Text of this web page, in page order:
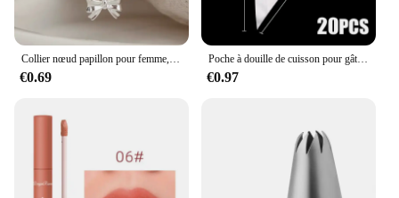
€0.69
Poche à douille de cuisson pour gâteau crème dessert, sacs de poulet, S, M, L, décoration de conception, outil de buse de pointe, accessoires de cuisine, 20 pièces
€0.97